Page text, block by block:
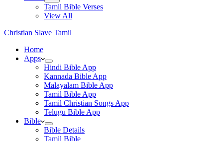
Tamil Bible Verses
View All
Christian Slave Tamil
Home
Apps
Hindi Bible App
Kannada Bible App
Malayalam Bible App
Tamil Bible App
Tamil Christian Songs App
Telugu Bible App
Bible
Bible Details
Tamil Bible